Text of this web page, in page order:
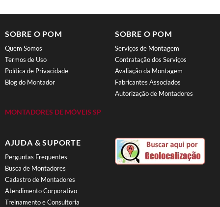
SOBRE O POM
Quem Somos
Termos de Uso
Política de Privacidade
Blog do Montador
MONTADORES DE MÓVEIS SP
SOBRE O POM
Serviços de Montagem
Contratação dos Serviços
Avaliação da Montagem
Fabricantes Associados
Autorização de Montadores
AJUDA & SUPORTE
Perguntas Frequentes
Busca de Montadores
Cadastro de Montadores
Atendimento Corporativo
Treinamento e Consultoria